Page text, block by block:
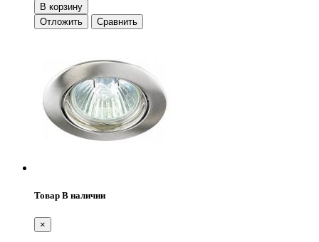
В корзину
Отложить
Сравнить
Товар В наличии
×